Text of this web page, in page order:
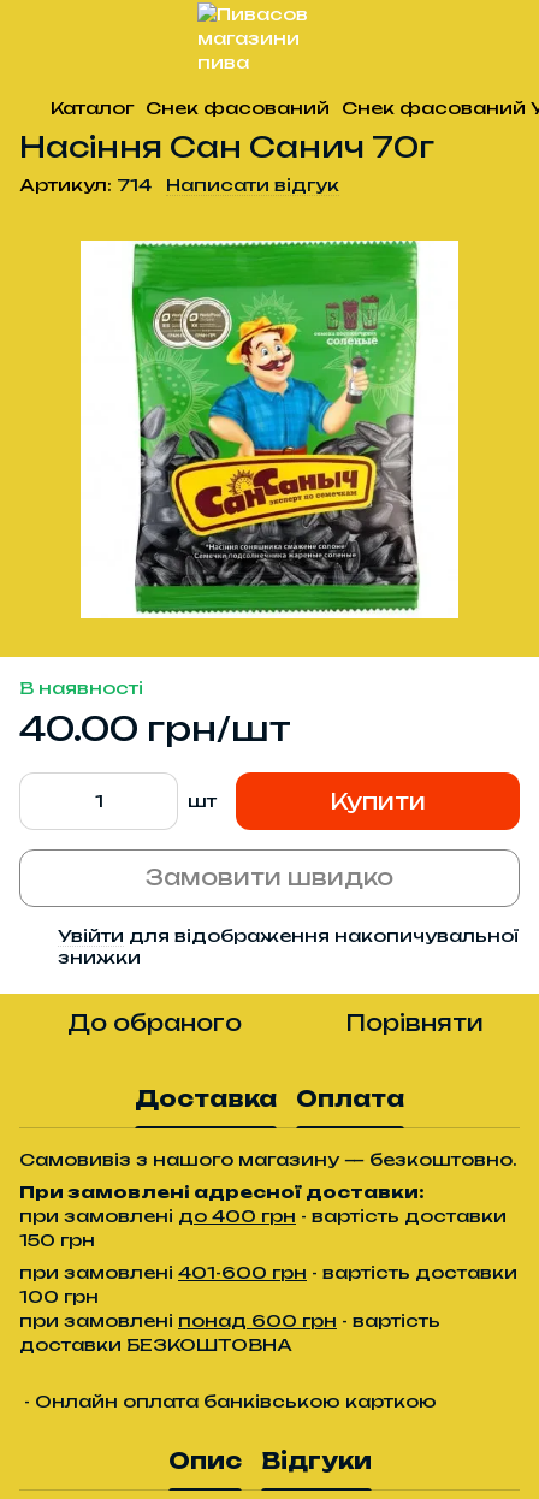
Каталог Снек фасований Снек фасований
Насіння Сан Санич 70г
Артикул: 714 Написати відгук
В наявності
40.00 грн/шт
шт Купити
Замовити швидко
Увійти для відображення накопичувальної
знижки
До обраного Порівняти
Доставка Оплата
Самовивіз з нашого магазину — безкоштовно.
При замовлені адресної доставки:
при замовлені до 400 грн - вартість доставки
150 грн
при замовлені 401-600 грн - вартість доставки
100 грн
при замовлені понад 600 грн - вартість
доставки БЕЗКОШТОВНА
- Онлайн оплата банківською карткою
Опис Відгуки